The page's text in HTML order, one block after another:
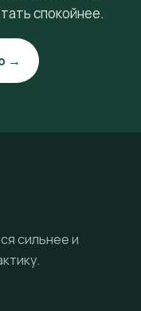
спокойнее.
→
сильнее и